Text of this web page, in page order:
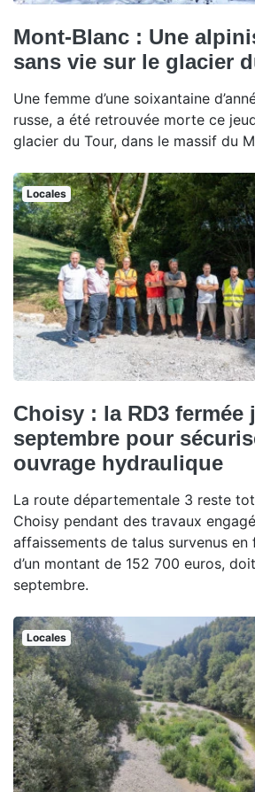
Mont-Blanc : Une
sans vie sur le glacier
Une femme d’une soixantaine
russe, a été retrouvée morte ce
glacier du Tour, dans le massif du
Locales
Choisy : la RD3 fermée
septembre pour
ouvrage hydraulique
La route départementale 3 reste
Choisy pendant des travaux
affaissements de talus survenus en
d’un montant de 152 700 euros,
septembre.
Locales